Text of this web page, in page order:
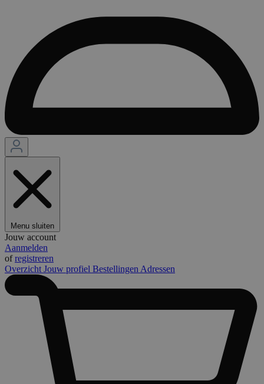
Menu sluiten
Jouw account
Aanmelden
ofregistreren
Overzicht Jouw profiel Bestellingen Adressen